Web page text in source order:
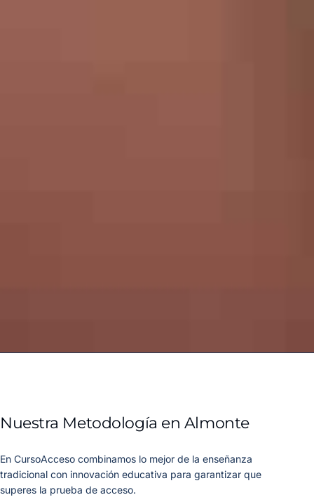
Nuestra Metodología en Almonte
En CursoAcceso combinamos lo mejor de la enseñanza
tradicional con innovación educativa para garantizar que
superes la prueba de acceso.